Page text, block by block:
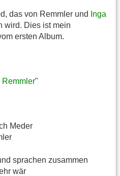
das von Remmler und
Inga
wird. Dies ist mein
ersten Album.
Remmler"
Meder
sprachen zusammen
wär